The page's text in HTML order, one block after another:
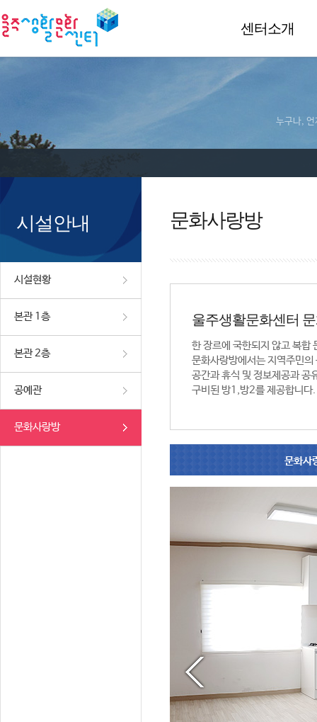
센터소개
누구나, 언
시설안내
시설현황
본관 1층
본관 2층
공예관
문화사랑방
문화사랑방
울주생활문화센터
한 장르에 국한되지 않고 복합
문화사랑방에서는 지역주민
공간과 휴식 및 정보제공과 공
구비된 방1,방2를 제공합니다.
문화사